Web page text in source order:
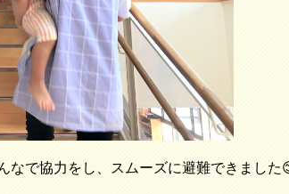
なで協力をし、スムーズに避難できました